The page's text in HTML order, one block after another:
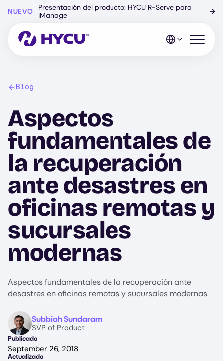
principal
NUEVO
Presentación del producto: HYCU R-Serve para
iManage
→
Abrir el
Blog
Aspectos
fundamentales de
la recuperación
ante desastres en
oficinas remotas y
sucursales
modernas
Aspectos fundamentales de la recuperación ante
desastres en oficinas remotas y sucursales modernas
ImageSubbiah Sundaram
SVP of Product
Publicado
September 26, 2018
Actualizado